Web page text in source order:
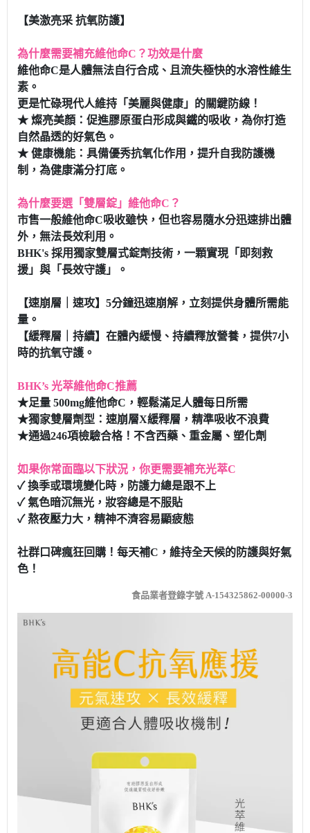
【美激亮采 抗氧防護】
為什麼需要補充維他命C？功效是什麼
維他命C是人體無法自行合成、且流失極快的水溶性維生
素。
更是忙碌現代人維持「美麗與健康」的關鍵防線！
★ 燦亮美顏：促進膠原蛋白形成與鐵的吸收，為你打造
自然晶透的好氣色。
★ 健康機能：具備優秀抗氧化作用，提升自我防護機
制，為健康滿分打底。
為什麼要選「雙層錠」維他命C？
市售一般維他命C吸收雖快，但也容易隨水分迅速排出體
外，無法長效利用。
BHK's 採用獨家雙層式錠劑技術，一顆實現「即刻救
援」與「長效守護」。
【速崩層｜速攻】5分鐘迅速崩解，立刻提供身體所需能
量。
【緩釋層｜持續】在體內緩慢、持續釋放營養，提供7小
時的抗氧守護。
BHK’s 光萃維他命C推薦
★足量 500mg維他命C，輕鬆滿足人體每日所需
★獨家雙層劑型：速崩層X緩釋層，精準吸收不浪費
★通過246項檢驗合格！不含西藥、重金屬、塑化劑
如果你常面臨以下狀況，你更需要補充光萃C
✓ 換季或環境變化時，防護力總是跟不上
✓ 氣色暗沉無光，妝容總是不服貼
✓ 熬夜壓力大，精神不濟容易顯疲態
社群口碑瘋狂回購！每天補C，維持全天候的防護與好氣
色！
食品業者登錄字號 A-154325862-00000-3